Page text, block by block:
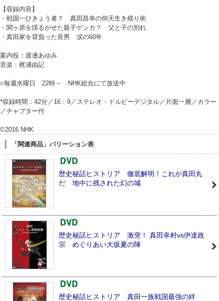
【収録内容】
・戦国一ひきょう者？ 真田昌幸の仰天生き残り術
・関ヶ原を揺るがせた親子ゲンカ？ 父と子の別れ
・真田家を背負った長男 涙の60年
案内役：渡邊あゆみ
音楽：梶浦由記
○毎週水曜日 22時～ NHK総合にて放送中
*収録時間：42分／16：9／ステレオ・ドルビーデジタル／片面一層／カラー
／チャプター付
©2016 NHK
「関連商品」バリーション表
歴史秘話ヒストリア 徹底解明！これが真田丸
だ 地中に残された幻の城
歴史秘話ヒストリア 激突！ 真田幸村vs伊達政
宗 めぐりあい大坂夏の陣
歴史秘話ヒストリア 真田一族戦国最強の絆